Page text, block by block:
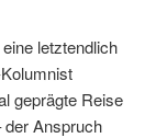
letztendlich
geprägte Reise
der Anspruch